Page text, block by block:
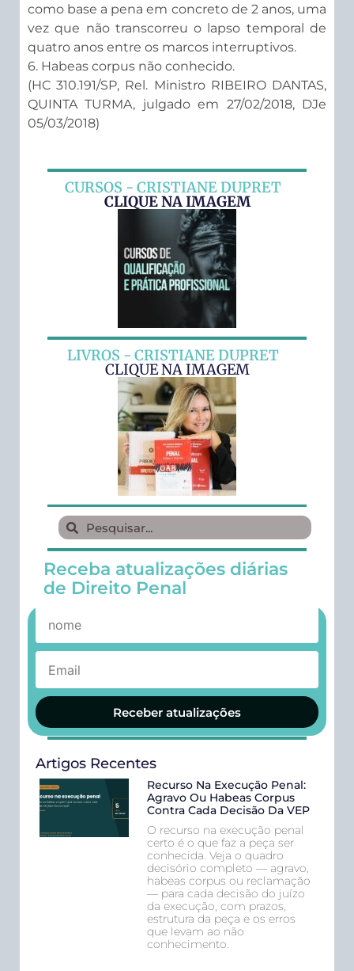
como base a pena em concreto de 2 anos, uma
vez que não transcorreu o lapso temporal de
quatro anos entre os marcos interruptivos.
6. Habeas corpus não conhecido.
(HC 310.191/SP, Rel. Ministro RIBEIRO DANTAS,
QUINTA TURMA, julgado em 27/02/2018, DJe
05/03/2018)
CURSOS - CRISTIANE DUPRET
CLIQUE NA IMAGEM
LIVROS - CRISTIANE DUPRET
CLIQUE NA IMAGEM
Receba atualizações diárias
de Direito Penal
Receber atualizações
Artigos Recentes
Recurso Na Execução Penal:
Agravo Ou Habeas Corpus
Contra Cada Decisão Da VEP
O recurso na execução penal
certo é o que faz a peça ser
conhecida. Veja o quadro
decisório completo — agravo,
habeas corpus ou reclamação
— para cada decisão do juízo
da execução, com prazos,
estrutura da peça e os erros
que levam ao não
conhecimento.